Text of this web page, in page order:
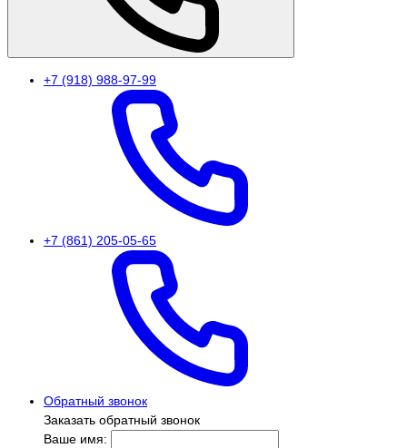
+7 (918) 988-97-99
+7 (861) 205-05-65
Обратный звонок
Заказать обратный звонок
Ваше имя: